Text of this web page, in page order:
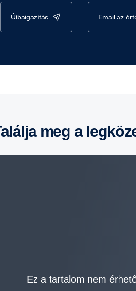
útbaigazítás email az
Találja meg a
Ez a tartalom nem